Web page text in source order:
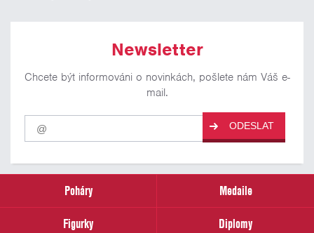
Newsletter
Chcete být informováni o novinkách, pošlete nám Váš e-
mail.
Pro
odběr
našich
email
ODESLAT
Poháry
Medaile
Figurky
Diplomy